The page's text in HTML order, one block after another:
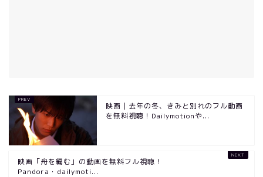
映画｜去年の冬、きみと別れのフル動画
を無料視聴！Dailymotionや...
映画「舟を編む」の動画を無料フル視聴！
Pandora・dailymoti...